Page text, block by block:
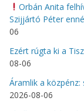
Orbán Anita
Szijjártó Péter
06
Ezért rúgta ki a
08-06
Áramlik a
2026-08-06